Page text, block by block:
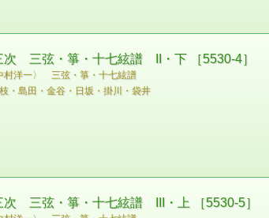
三弦・箏・十七絃譜 II・下 ［5530-4］
洋一〉 三弦・箏・十七絃譜
・島田・金谷・日坂・掛川・袋井
三弦・箏・十七絃譜 III・上 ［5530-5］